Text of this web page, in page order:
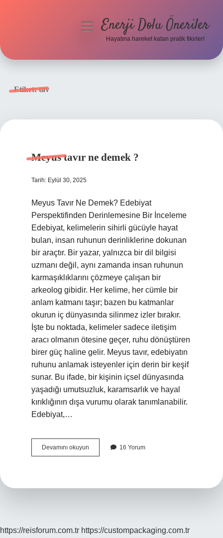
menüyüEnerji Dolu Öneriler
Hayatına hareket katan pratik fikirler!
Etiket:tav
Meyus tavır ne demek ?
Tarih: Eylül 30, 2025
Meyus Tavır Ne Demek? Edebiyat
Perspektifinden Derinlemesine Bir İnceleme
Edebiyat, kelimelerin sihirli gücüyle hayat
bulan, insan ruhunun derinliklerine dokunan
bir araçtır. Bir yazar, yalnızca bir dil bilgisi
uzmanı değil, aynı zamanda insan ruhunun
karmaşıklıklarını çözmeye çalışan bir
arkeolog gibidir. Her kelime, her cümle bir
anlam katmanı taşır; bazen bu katmanlar
okurun iç dünyasında silinmez izler bırakır.
İşte bu noktada, kelimeler sadece iletişim
aracı olmanın ötesine geçer, ruhu dönüştüren
birer güç haline gelir. Meyus tavır, edebiyatın
ruhunu anlamak isteyenler için derin bir keşif
sunar. Bu ifade, bir kişinin içsel dünyasında
yaşadığı umutsuzluk, karamsarlık ve hayal
kırıklığının dışa vurumu olarak tanımlanabilir.
Edebiyat,…
Devamını okuyun
tavır
16 Yorum
https://reisforum.com.tr https://custompackaging.com.tr